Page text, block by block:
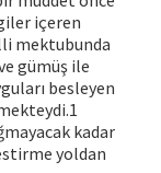
içeren
mektubunda
gümüş ile
besleyen
kadar
yoldan